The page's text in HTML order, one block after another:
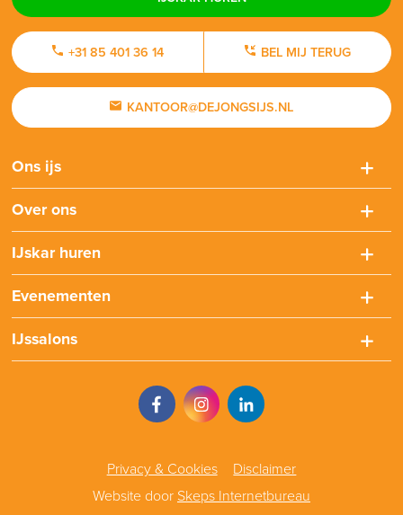
+31 85 401 36 14 BEL MIJ TERUG
KANTOOR@DEJONGSIJS.NL
Ons ijs
Over ons
IJskar huren
Evenementen
IJssalons
Privacy & Cookies
Disclaimer
Website door Skeps Internetbureau